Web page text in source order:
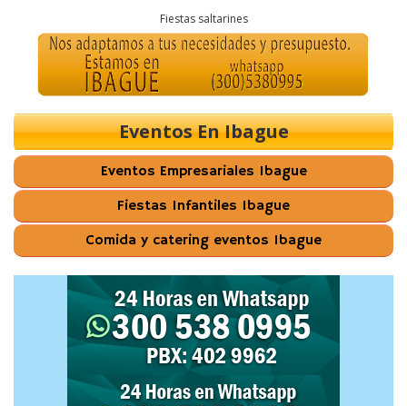
Fiestas saltarines
Eventos En Ibague
Eventos Empresariales Ibague
Fiestas Infantiles Ibague
Comida y catering eventos Ibague